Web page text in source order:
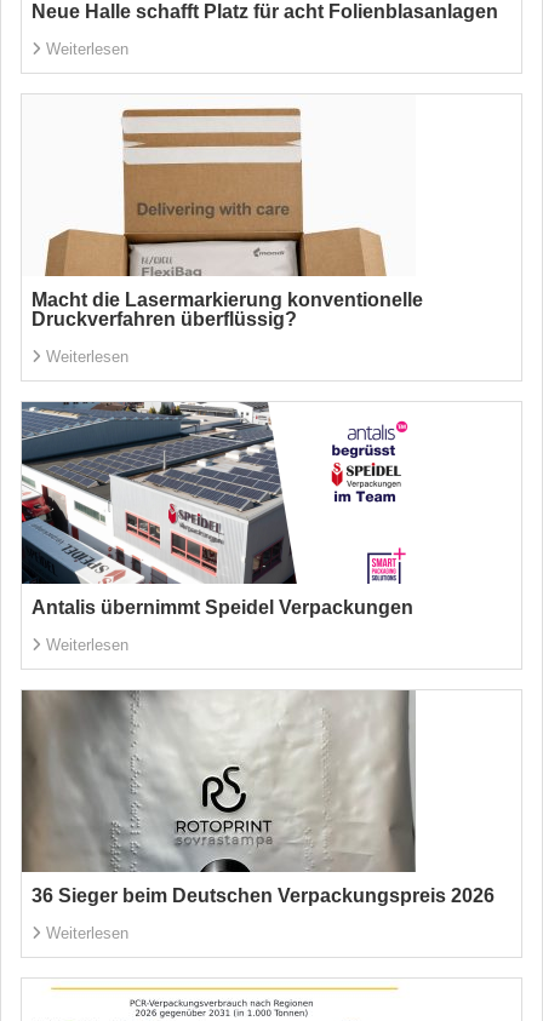
Neue Halle schafft Platz für acht Folienblasanlagen
Weiterlesen
Macht die Lasermarkierung konventionelle
Druckverfahren überflüssig?
Weiterlesen
Antalis übernimmt Speidel Verpackungen
Weiterlesen
36 Sieger beim Deutschen Verpackungspreis 2026
Weiterlesen